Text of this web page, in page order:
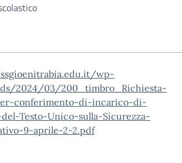
wp-
2024/03/200_timbro_Richiesta-
conferimento-di-incarico-di-
del-Testo-Unico-sulla-Sicurezza-
9-aprile-2-2.pdf